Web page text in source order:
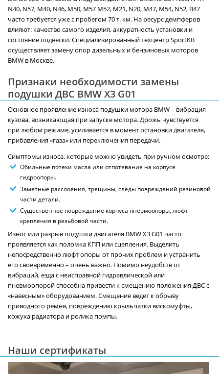
N40, N57, M40, N46, M50, M57 M52, M21, N20, M47, M54, N52, B47
часто требуется уже с пробегом 70 т. км. На ресурс демпферов
влияют: качество самого изделия, аккуратность установки и
состояние подвески. Специализированный техцентр SportKB
осуществляет замену опор дизельных и бензиновых моторов
BMW в Москве.
Признаки необходимости замены
подушки ДВС BMW X3 G01
Основное проявление износа подушки мотора BMW – вибрация
кузова, возникающая при запуске мотора. Дрожь чувствуется
при любом режиме, усиливается в момент остановки двигателя,
прибавления «газа» или переключения передачи.
Симптомы износа, которые можно увидеть при ручном осмотре:
Обильные потеки масла или отпотевание на корпусе
гидроопоры.
Заметные расслоения, трещины, следы повреждений резиновой
части детали.
Существенное повреждение корпуса пневмоопоры, люфт
крепления в резьбовой части.
Износ или разрыв подушки двигателя BMW X3 G01 часто
проявляется как поломка КПП или сцепления. Выделить
непосредственно люфт опоры от прочих проблем и устранить
его своевременно – очень важно. Помимо неудобств от
вибраций, езда с неисправной гидравлической или
пневмоопорой способна привести к смещению положения ДВС с
«навесным» оборудованием. Смещение ведет к обрыву
приводного ремня, повреждению крыльчатки вискомуфты,
кожуха радиатора и ролика помпы.
Наши сертификаты